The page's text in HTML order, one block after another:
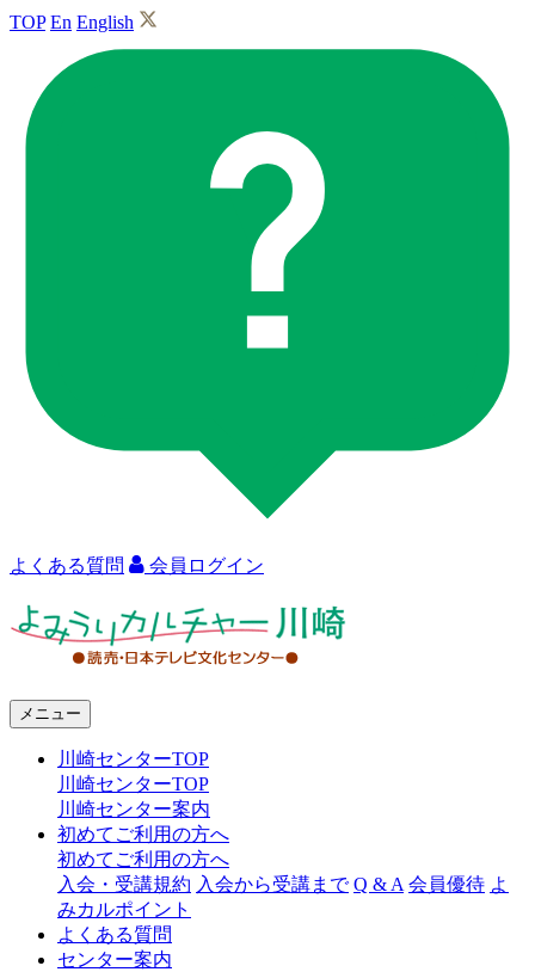
TOP En English
よくある質問 会員ログイン
ャ
メニュー
川崎センターTOP
川崎センターTOP
川崎センター案内
初めてご利用の方へ
初めてご利用の方へ
入会・受講規約 入会から受講まで Q & A 会員優待 よ
みカルポイント
よくある質問
センター案内